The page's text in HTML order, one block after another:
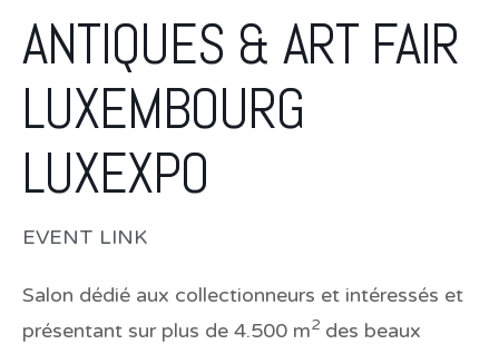
ANTIQUES & ART FAIR
LUXEMBOURG
LUXEXPO
EVENT LINK
Salon dédié aux collectionneurs et intéressés et
présentant sur plus de 4.500 m2 des beaux